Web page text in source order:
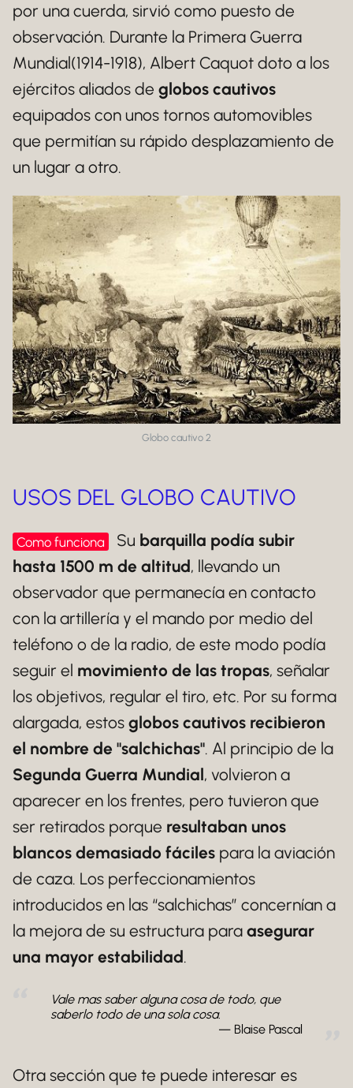
por una cuerda, sirvió como puesto de
observación. Durante la Primera Guerra
Mundial(1914-1918), Albert Caquot doto a los
ejércitos aliados de globos cautivos
equipados con unos tornos automovibles
que permitían su rápido desplazamiento de
un lugar a otro.
Globo cautivo 2
USOS DEL GLOBO CAUTIVO
Como funciona Su barquilla podía subir
hasta 1500 m de altitud, llevando un
observador que permanecía en contacto
con la artillería y el mando por medio del
teléfono o de la radio, de este modo podía
seguir el movimiento de las tropas, señalar
los objetivos, regular el tiro, etc. Por su forma
alargada, estos globos cautivos recibieron
el nombre de "salchichas". Al principio de la
Segunda Guerra Mundial, volvieron a
aparecer en los frentes, pero tuvieron que
ser retirados porque resultaban unos
blancos demasiado fáciles para la aviación
de caza. Los perfeccionamientos
introducidos en las “salchichas” concernían a
la mejora de su estructura para asegurar
una mayor estabilidad.
Vale mas saber alguna cosa de todo, que
saberlo todo de una sola cosa.
Blaise Pascal
Otra sección que te puede interesar es